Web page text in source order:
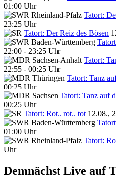
01:00 Uhr
Tatort:
23:25 Uhr
Tatort: Der Reiz des Bösen
22:00 - 23:25 Uhr
Tatort:
22:55 - 00:25 Uhr
Tatort: Tanz
00:25 Uhr
Tatort: Tanz auf
00:25 Uhr
Tatort: Rot.. rot.. tot 12.08.,
01:00 Uhr
Tatort:
Uhr
Demnächst Live auf